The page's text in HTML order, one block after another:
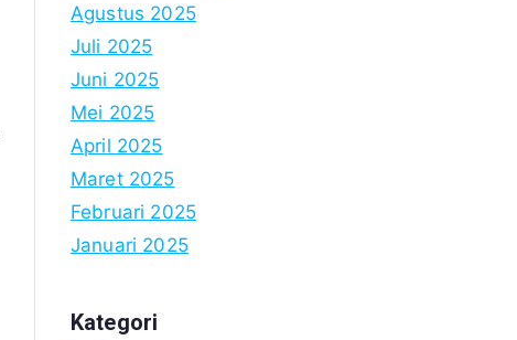
Agustus 2025
Juli 2025
Juni 2025
Mei 2025
April 2025
Maret 2025
Februari 2025
Januari 2025
Kategori